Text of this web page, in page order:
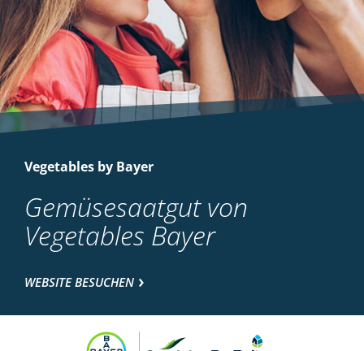
Vegetables by Bayer
Gemüsesaatgut von
Vegetables Bayer
WEBSITE BESUCHEN